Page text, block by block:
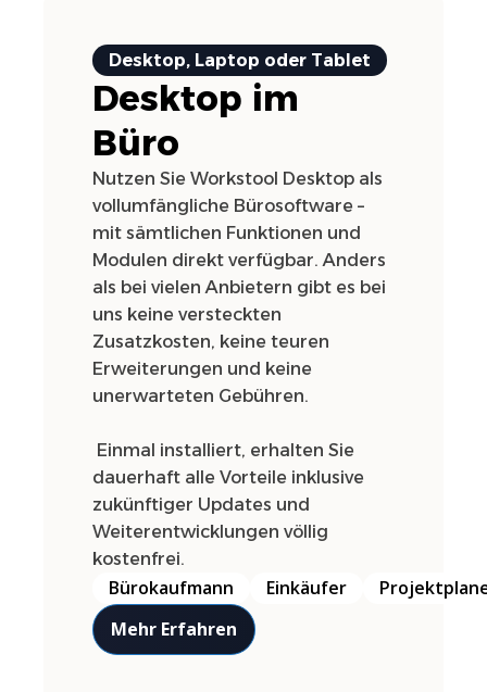
Desktop, Laptop oder Tablet
Desktop im
Büro
Nutzen Sie Workstool Desktop als
vollumfängliche Bürosoftware –
mit sämtlichen Funktionen und
Modulen direkt verfügbar. Anders
als bei vielen Anbietern gibt es bei
uns keine versteckten
Zusatzkosten, keine teuren
Erweiterungen und keine
unerwarteten Gebühren.
Einmal installiert, erhalten Sie
dauerhaft alle Vorteile inklusive
zukünftiger Updates und
Weiterentwicklungen völlig
kostenfrei.
Bürokaufmann Einkäufer
Mehr Erfahren